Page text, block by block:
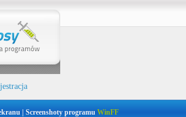
| Screenshoty programu WinFF